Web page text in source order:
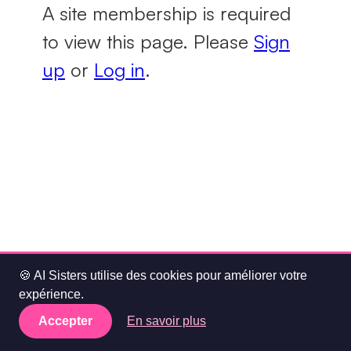
A site membership is required
to view this page. Please Sign
up or Log in.
🍪 AI Sisters utilise des cookies pour améliorer votre
expérience.
Accepter
En savoir plus